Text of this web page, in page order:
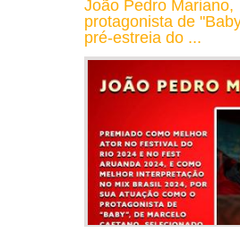
João Pedro Mariano,
protagonista de
pré-estreia do ...